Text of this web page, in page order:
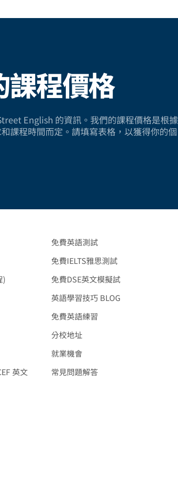
程價格
English 的資訊。我們的課程價格是根據
課程時間而定。請填寫表格，以獲得你的個
)
英文
免費英語測試
免費IELTS雅思測試
免費DSE英文模擬試
英語學習技巧 BLOG
免費英語練習
分校地址
就業機會
常見問題解答